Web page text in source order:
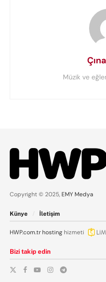
Müzik ve
Copyright © 2025, EMY Medya
Künye İletişim
HWP.com.trhosting hizmeti
Bizi takip edin